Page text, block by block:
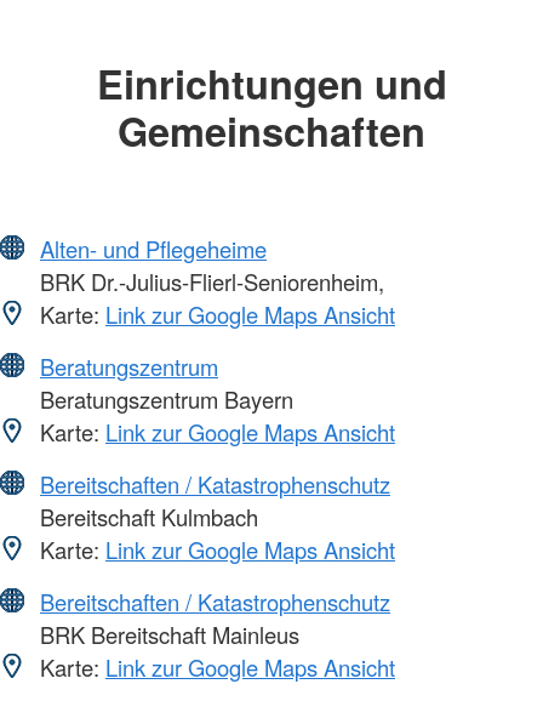
Einrichtungen und
Gemeinschaften
Alten- und Pflegeheime
BRK Dr.-Julius-Flierl-Seniorenheim,
Karte: Link zur Google Maps Ansicht
Beratungszentrum
Beratungszentrum Bayern
Karte: Link zur Google Maps Ansicht
Bereitschaften / Katastrophenschutz
Bereitschaft Kulmbach
Karte: Link zur Google Maps Ansicht
Bereitschaften / Katastrophenschutz
BRK Bereitschaft Mainleus
Karte: Link zur Google Maps Ansicht